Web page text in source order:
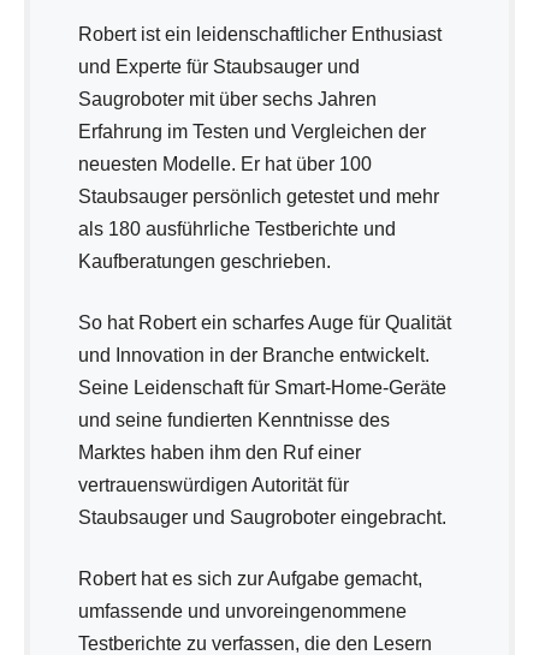
Robert ist ein leidenschaftlicher Enthusiast
und Experte für Staubsauger und
Saugroboter mit über sechs Jahren
Erfahrung im Testen und Vergleichen der
neuesten Modelle. Er hat über 100
Staubsauger persönlich getestet und mehr
als 180 ausführliche Testberichte und
Kaufberatungen geschrieben.
So hat Robert ein scharfes Auge für Qualität
und Innovation in der Branche entwickelt.
Seine Leidenschaft für Smart-Home-Geräte
und seine fundierten Kenntnisse des
Marktes haben ihm den Ruf einer
vertrauenswürdigen Autorität für
Staubsauger und Saugroboter eingebracht.
Robert hat es sich zur Aufgabe gemacht,
umfassende und unvoreingenommene
Testberichte zu verfassen, die den Lesern